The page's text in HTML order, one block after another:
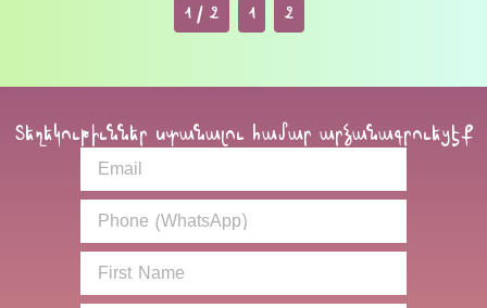
1 / 2 1 2
Տեղեկութիւններ ստանալու համար արձանագրուեցէք